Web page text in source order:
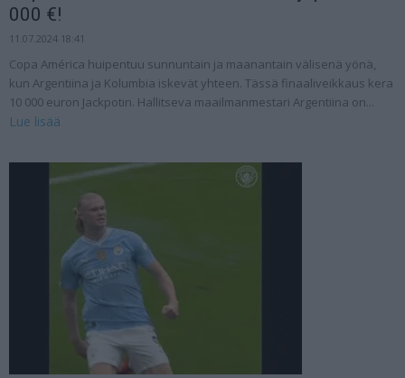
000 €!
11.07.2024 18:41
Copa América huipentuu sunnuntain ja maanantain välisenä yönä,
kun Argentiina ja Kolumbia iskevät yhteen. Tässä finaaliveikkaus kera
10 000 euron Jackpotin. Hallitseva maailmanmestari Argentiina on...
Lue lisää